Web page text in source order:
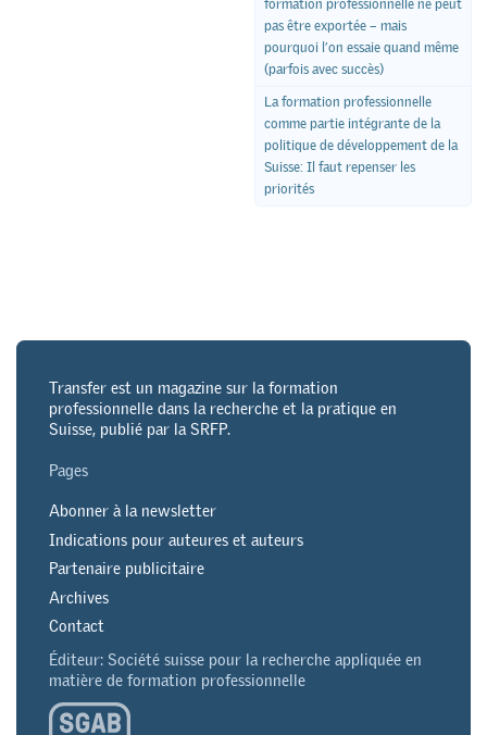
formation professionnelle ne peut
pas être exportée – mais
pourquoi l’on essaie quand même
(parfois avec succès)
La formation professionnelle
comme partie intégrante de la
politique de développement de la
Suisse: Il faut repenser les
priorités
Transfer est un magazine sur la formation
professionnelle dans la recherche et la pratique en
Suisse, publié par la SRFP.
Pages
Abonner à la newsletter
Indications pour auteures et auteurs
Partenaire publicitaire
Archives
Contact
Éditeur: Société suisse pour la recherche appliquée en
matière de formation professionnelle